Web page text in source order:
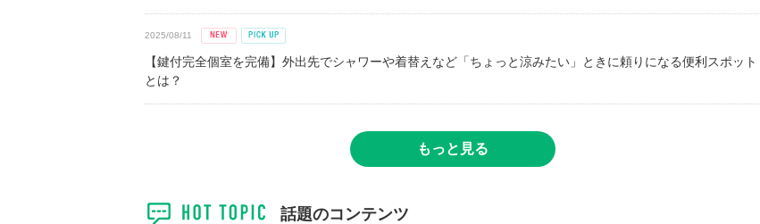
2025/08/11
【鍵付完全個室を完備】外出先でシャワーや着替えなど「ちょっと涼みたい」ときに頼りになる便利スポット
とは？
もっと見る
話題のコンテンツ